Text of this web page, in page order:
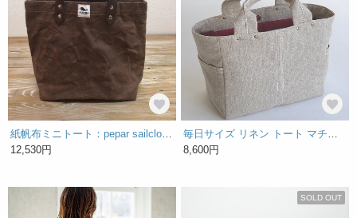
12,530円
8,600円
SOLD OUT